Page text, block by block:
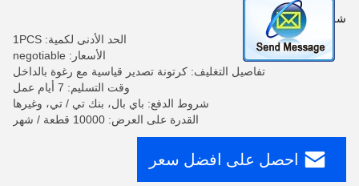
شروط الدفع والشحن
الحد الأدنى لكمية: 1PCS
الأسعار: negotiable
تفاصيل التغليف: كرتونة تصدير قياسية مع رغوة بالداخل
وقت التسليم: 7 أيام عمل
شروط الدفع: باي بال، بنك تي / تي، وغيرها
القدرة على العرض: 10000 قطعة / شهر
احصل على افضل سعر